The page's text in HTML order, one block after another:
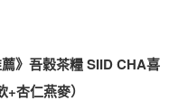
》吾穀茶糧 SIID CHA喜
杏仁燕麥）